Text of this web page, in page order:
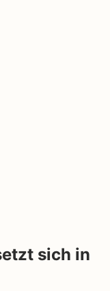
sich in